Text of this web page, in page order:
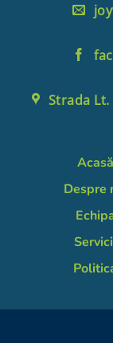
Strada
Acasă
Despre